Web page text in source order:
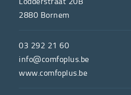
de
hulpmiddelenwinkel
van
2880 Bornem
03 292 21 60
info@comfoplus.be
www.comfoplus.be